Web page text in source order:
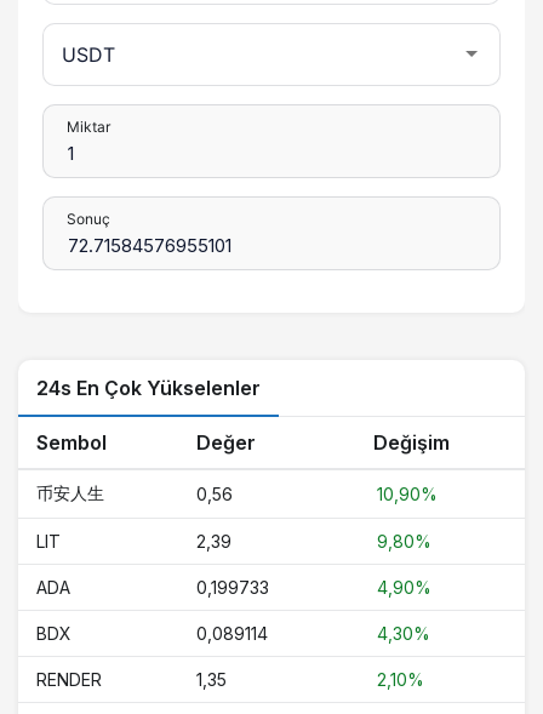
Miktar
Sonuç
24s En Çok Yükselenler
Sembol Değer Değişim
币安人生 0,56 10,90%
LIT 2,39 9,80%
ADA 0,199733 4,90%
BDX 0,089114 4,30%
RENDER 1,35 2,10%